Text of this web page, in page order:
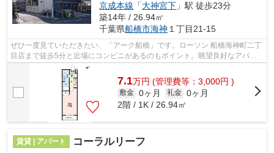
京成本線 「大神宮下 」駅 徒歩23分
築14年 / 26.94㎡
千葉県船橋市海神 １丁目21-15
ぜひ一度見ていただきたい、「アーク船橋」です。ローソン 船橋海神町二丁
目店まで徒歩5分と近場にコンビニがあるのもポイント。眺望良好なアパー
トです。敷地内にゴミ置き場が備え付...
7.1万円 (管理費等：3,000円 )
敷金 0ヶ月 礼金 0ヶ月
2階 / 1K / 26.94㎡
賃貸 | アパート コーラルリーフ